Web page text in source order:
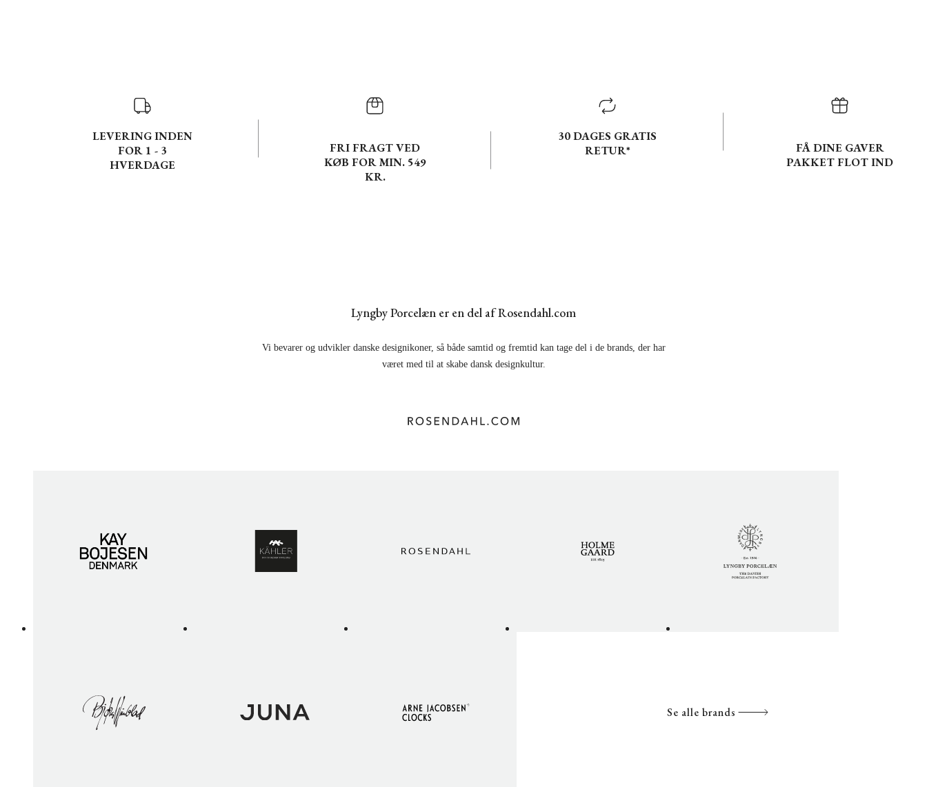
LEVERING INDEN
FOR 1 - 3
HVERDAGE
FRI FRAGT VED
KØB FOR MIN. 549
KR.
30 DAGES GRATIS
RETUR*
FÅ DINE GAVER
PAKKET FLOT IND
Lyngby Porcelæn er en del af Rosendahl.com
Vi bevarer og udvikler danske designikoner, så både samtid og fremtid kan tage del i de brands, der har
været med til at skabe dansk designkultur.
Se alle brands